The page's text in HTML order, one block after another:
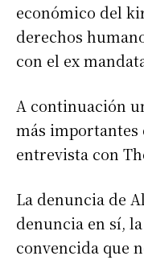
económico del
derechos
con el ex
A continuación
más importantes
entrevista con
La denuncia de
denuncia en sí,
convencida que